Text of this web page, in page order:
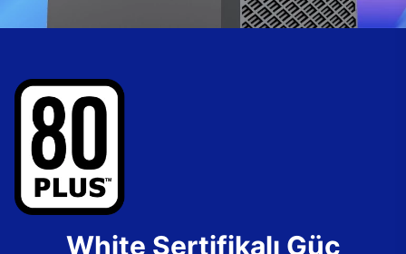
White Sertifikalı Güç